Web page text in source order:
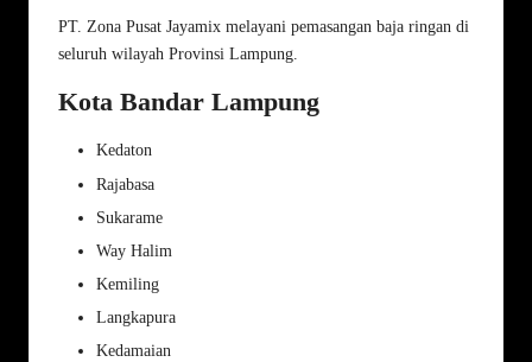
PT. Zona Pusat Jayamix melayani pemasangan baja ringan di
seluruh wilayah Provinsi Lampung.
Kota Bandar Lampung
Kedaton
Rajabasa
Sukarame
Way Halim
Kemiling
Langkapura
Kedamaian